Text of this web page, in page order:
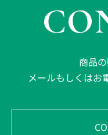
商品
メールもしくはお